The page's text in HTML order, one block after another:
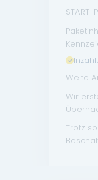
Weite
Wir
Trotz